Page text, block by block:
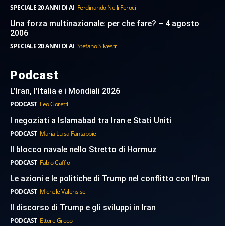
SPECIALE 20 ANNI DI AI Ferdinando Nelli Feroci
Una forza multinazionale: per che fare? – 4 agosto
2006
SPECIALE 20 ANNI DI AI Stefano Silvestri
Podcast
L’Iran, l’Italia e i Mondiali 2026
PODCAST Leo Goretti
I negoziati a Islamabad tra Iran e Stati Uniti
PODCAST Maria Luisa Fantappie
Il blocco navale nello Stretto di Hormuz
PODCAST Fabio Caffio
Le azioni e le politiche di Trump nel conflitto con l’Iran
PODCAST Michele Valensise
Il discorso di Trump e gli sviluppi in Iran
PODCAST Ettore Greco